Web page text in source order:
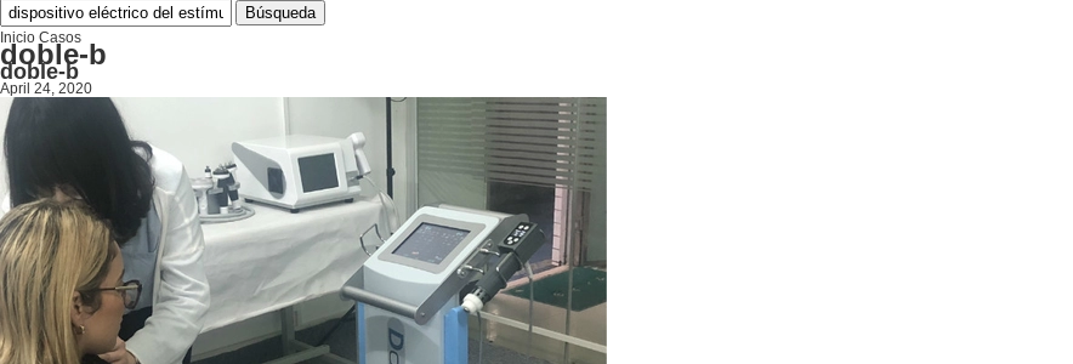
Búsqueda
Inicio Casos
doble-b
doble-b
April 24, 2020